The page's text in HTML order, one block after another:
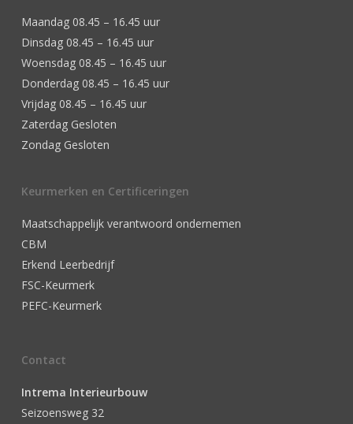
Maandag 08.45 – 16.45 uur
Dinsdag 08.45 – 16.45 uur
Woensdag 08.45 – 16.45 uur
Donderdag 08.45 – 16.45 uur
Vrijdag 08.45 – 16.45 uur
Zaterdag Gesloten
Zondag Gesloten
Keurmerken en Certificeringen
Maatschappelijk verantwoord ondernemen
CBM
Erkend Leerbedrijf
FSC-Keurmerk
PEFC-Keurmerk
Contact
Intrema Interieurbouw
Seizoensweg 32